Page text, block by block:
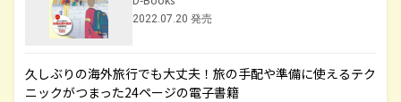
2022.07.20 発売
久しぶりの海外旅行でも大丈夫！旅の手配や準備に使えるテク
ニックがつまった24ページの電子書籍